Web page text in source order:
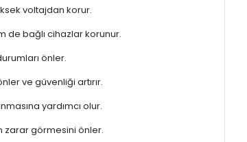
voltajdan korur.
de bağlı cihazlar korunur.
önler.
ve güvenliği artırır.
yardımcı olur.
zarar görmesini önler.